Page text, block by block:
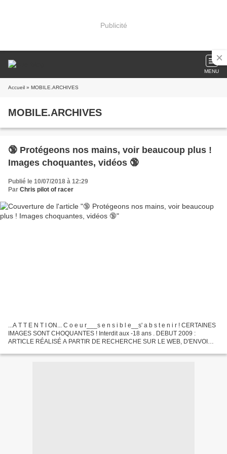
Publicité
MENU
Accueil » MOBILE.ARCHIVES
MOBILE.ARCHIVES
🔞 Protégeons nos mains, voir beaucoup plus !
Images choquantes, vidéos 🔞
Publié le 10/07/2018 à 12:29
Par Chris pilot of racer
...A T T E N T I ON... C o e u r___s e n s i b l e__s' a b s t e n i r ! CERTAINES
IMAGES SONT CHOQUANTES ! Interdit aux -18 ans . DEBUT 2009 :
ARTICLE RÉALISÉ A PARTIR DE RECHERCHE SUR LE WEB, D'ENVOI